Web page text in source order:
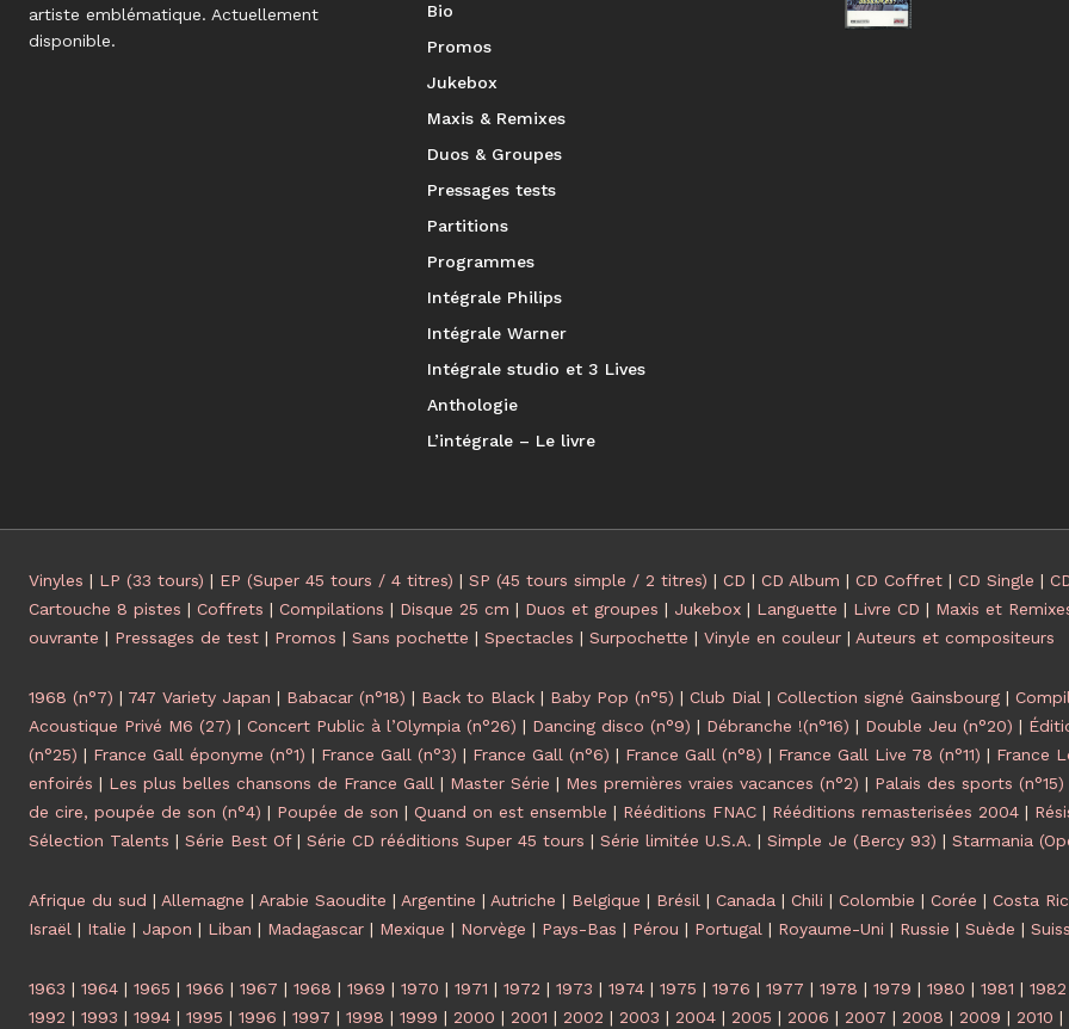
artiste emblématique. Actuellement
disponible.
Bio
Promos
Jukebox
Maxis & Remixes
Duos & Groupes
Pressages tests
Partitions
Programmes
Intégrale Philips
Intégrale Warner
Intégrale studio et 3 Lives
Anthologie
L’intégrale – Le livre
Vinyles | LP (33 tours) | EP (Super 45 tours / 4 titres) | SP (45 tours simple / 2 titres) | CD | CD Album | CD Coffret | CD Single |
Cartouche 8 pistes | Coffrets | Compilations | Disque 25 cm | Duos et groupes | Jukebox | Languette | Livre CD | Maxis et
ouvrante | Pressages de test | Promos | Sans pochette | Spectacles | Surpochette | Vinyle en couleur | Auteurs et compositeurs
1968 (n°7) | 747 Variety Japan | Babacar (n°18) | Back to Black | Baby Pop (n°5) | Club Dial | Collection signé Gainsbourg |
Acoustique Privé M6 (27) | Concert Public à l’Olympia (n°26) | Dancing disco (n°9) | Débranche !(n°16) | Double Jeu (n°20) |
(n°25) | France Gall éponyme (n°1) | France Gall (n°3) | France Gall (n°6) | France Gall (n°8) | France Gall Live 78 (n°11) | France
enfoirés | Les plus belles chansons de France Gall | Master Série | Mes premières vraies vacances (n°2) | Palais des sports (n°15)
de cire, poupée de son (n°4) | Poupée de son | Quand on est ensemble | Rééditions FNAC | Rééditions remasterisées 2004 |
Sélection Talents | Série Best Of| Série CD rééditions Super 45 tours | Série limitée U.S.A. | Simple Je (Bercy 93) | Starmania
Afrique du sud | Allemagne | Arabie Saoudite | Argentine | Autriche | Belgique | Brésil | Canada | Chili | Colombie | Corée | Costa
Israël | Italie | Japon | Liban | Madagascar | Mexique | Norvège | Pays-Bas | Pérou | Portugal | Royaume-Uni | Russie | Suède |
1963 | 1964 | 1965 | 1966 | 1967 | 1968 | 1969 | 1970 | 1971 | 1972 | 1973 | 1974 | 1975 | 1976 | 1977 | 1978 | 1979 | 1980 | 1981 | 1982
1992 | 1993 | 1994 | 1995 | 1996 | 1997 | 1998 | 1999 | 2000 | 2001 | 2002 | 2003 | 2004 | 2005 | 2006 | 2007 | 2008 | 2009 | 2010 |